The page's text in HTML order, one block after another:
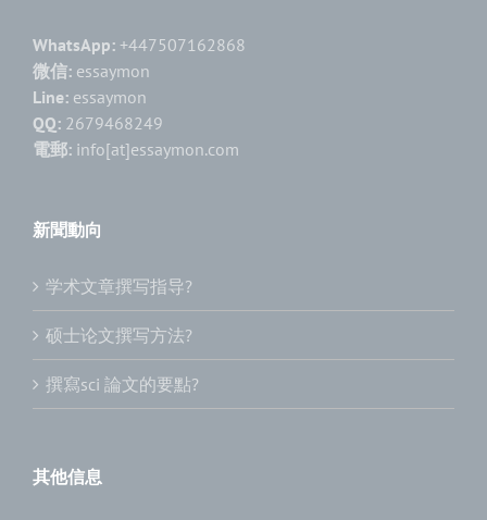
WhatsApp: +447507162868
微信: essaymon
Line: essaymon
QQ: 2679468249
電郵: info[at]essaymon.com
新聞動向
学术文章撰写指导?
硕士论文撰写方法?
撰寫sci 論文的要點?
其他信息